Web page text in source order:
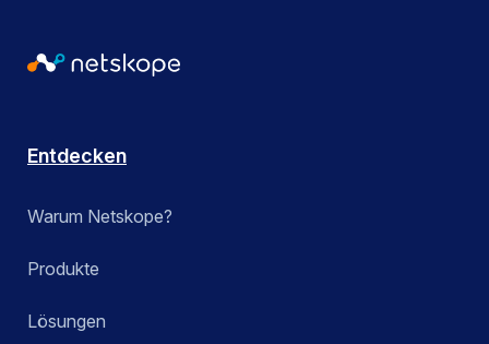
Entdecken
Warum Netskope?
Produkte
Lösungen